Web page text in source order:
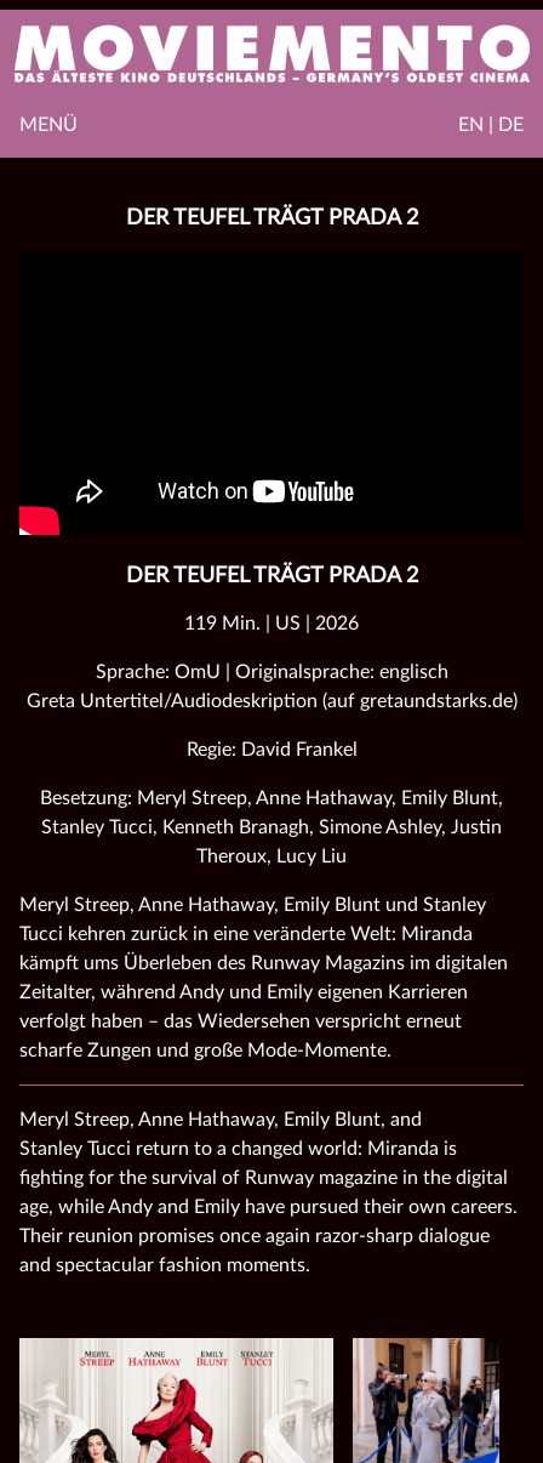
EN | DE
MENÜ
DER TEUFEL TRÄGT PRADA 2
DER TEUFEL TRÄGT PRADA 2
119 Min. | US | 2026
Sprache: OmU | Originalsprache: englisch
Greta Untertitel/Audiodeskription (auf gretaundstarks.de)
Regie: David Frankel
Besetzung: Meryl Streep, Anne Hathaway, Emily Blunt,
Stanley Tucci, Kenneth Branagh, Simone Ashley, Justin
Theroux, Lucy Liu
Meryl Streep, Anne Hathaway, Emily Blunt und Stanley
Tucci kehren zurück in eine veränderte Welt: Miranda
kämpft ums Überleben des Runway Magazins im digitalen
Zeitalter, während Andy und Emily eigenen Karrieren
verfolgt haben – das Wiedersehen verspricht erneut
scharfe Zungen und große Mode‑Momente.
Meryl Streep, Anne Hathaway, Emily Blunt, and
Stanley Tucci return to a changed world: Miranda is
fighting for the survival of Runway magazine in the digital
age, while Andy and Emily have pursued their own careers.
Their reunion promises once again razor‑sharp dialogue
and spectacular fashion moments.